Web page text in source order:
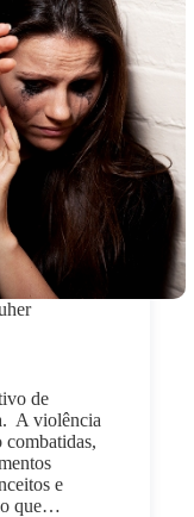
de
A violência
combatidas,
e
que…